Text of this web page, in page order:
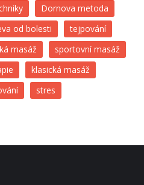
Dornova metoda
od bolesti
tejpování
masáž
sportovní masáž
klasická masáž
stres